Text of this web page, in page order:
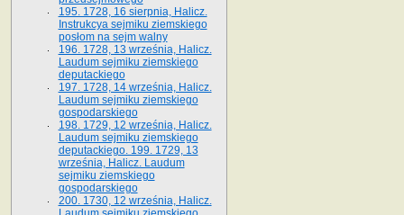
195. 1728, 16 sierpnia, Halicz.
Instrukcya sejmiku ziemskiego
posłom na sejm walny
196. 1728, 13 września, Halicz.
Laudum sejmiku ziemskiego
deputackiego
197. 1728, 14 września, Halicz.
Laudum sejmiku ziemskiego
gospodarskiego
198. 1729, 12 września, Halicz.
Laudum sejmiku ziemskiego
deputackiego. 199. 1729, 13
września, Halicz. Laudum
sejmiku ziemskiego
gospodarskiego
200. 1730, 12 września, Halicz.